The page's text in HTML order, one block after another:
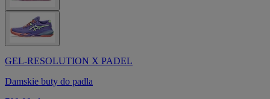
GEL-RESOLUTION X PADEL
Damskie buty do padla